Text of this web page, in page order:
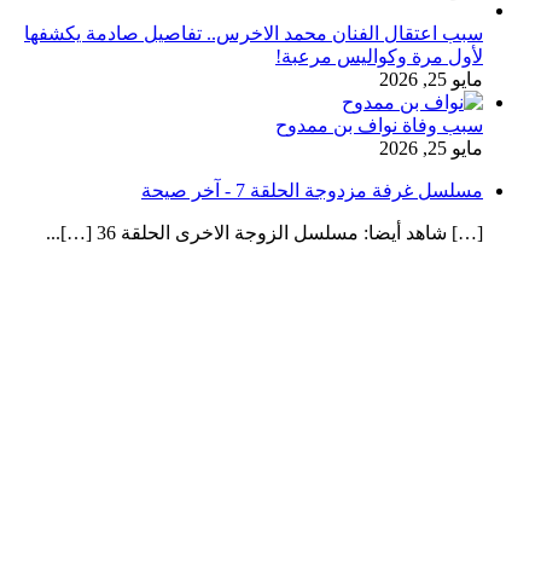
سبب اعتقال الفنان محمد الاخرس.. تفاصيل صادمة يكشفها
لأول مرة وكواليس مرعبة!
مايو 25, 2026
سبب وفاة نواف بن ممدوح
مايو 25, 2026
مسلسل غرفة مزدوجة الحلقة 7 - آخر صيحة
[…] شاهد أيضا: مسلسل الزوجة الاخرى الحلقة 36 […]...